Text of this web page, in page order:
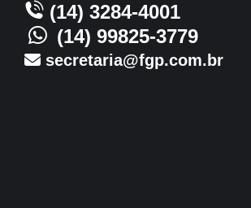
(14) 3284-4001
(14) 99825-3779
secretaria@fgp.com.br